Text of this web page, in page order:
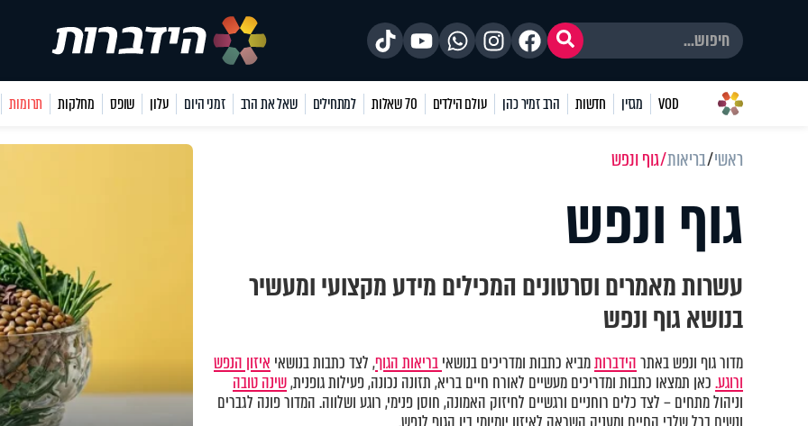
VOD מגזין חדשות הרב זמיר כהן עולם הילדים 70 שאלות למתחילים שאל את הרב זמני היום עלון שופס מחלקות תרומות
ראשי בריאות גוף ונפש
גוף ונפש
עשרות מאמרים וסרטונים המכילים מידע מקצועי ומעשיר
בנושא גוף ונפש
מדור גוף ונפש באתרהידברותמביא כתבות ומדריכים בנושאיבריאות הגוף, לצד כתבות בנושאי איזון הנפש
ורוגע.כאן תמצאו כתבות ומדריכים מעשיים לאורח חיים בריא, תזונה נכונה, פעילות גופנית,שינה טובה
וניהול מתחים – לצד כלים רוחניים ורגשיים לחיזוק האמונה, חוסן פנימי, רוגע ושלווה. המדור פונה לגברים